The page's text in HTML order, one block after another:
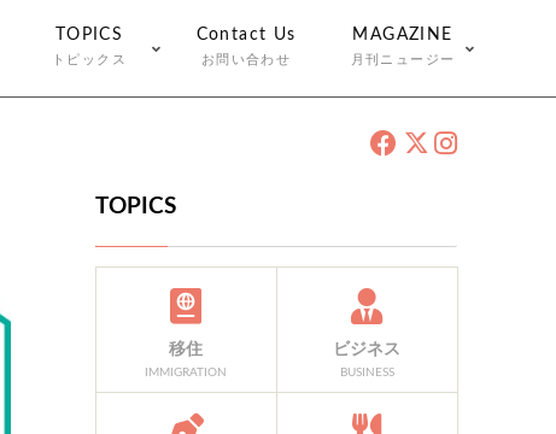
TOPICS
トピックス
Contact Us
お問い合わせ
MAGAZINE
月刊ニュージー
TOPICS
移住
IMMIGRATION
ビジネス
BUSINESS